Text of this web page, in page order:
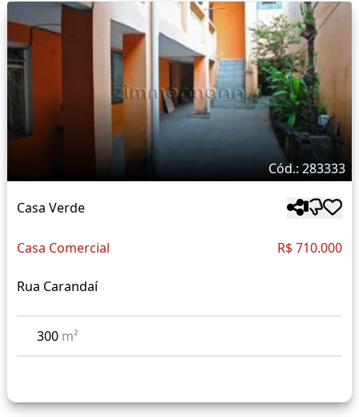
Cód.: 283333
Casa Verde
Casa Comercial R$ 710.000
Rua Carandaí
300 m²